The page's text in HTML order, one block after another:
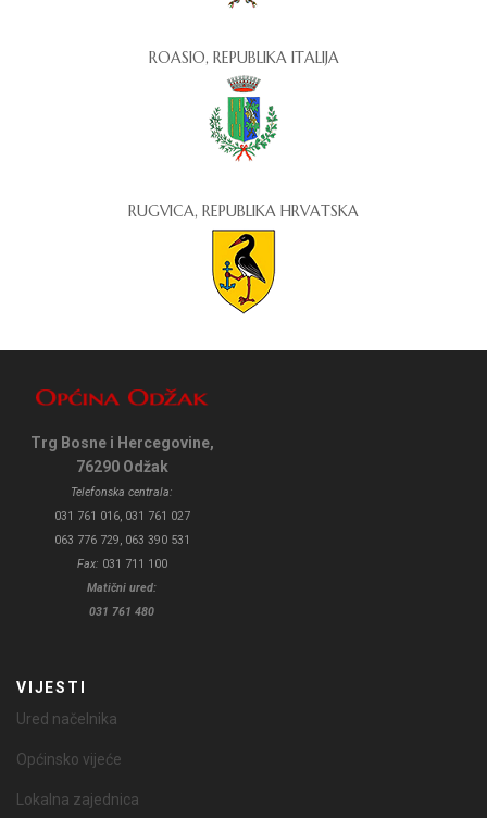
ROASIO, REPUBLIKA ITALIJA
RUGVICA, REPUBLIKA HRVATSKA
Trg Bosne i Hercegovine,
76290 Odžak
Telefonska centrala:
031 761 016, 031 761 027
063 776 729, 063 390 531
Fax: 031 711 100
Matični ured:
031 761 480
VIJESTI
Ured načelnika
Općinsko vijeće
Lokalna zajednica